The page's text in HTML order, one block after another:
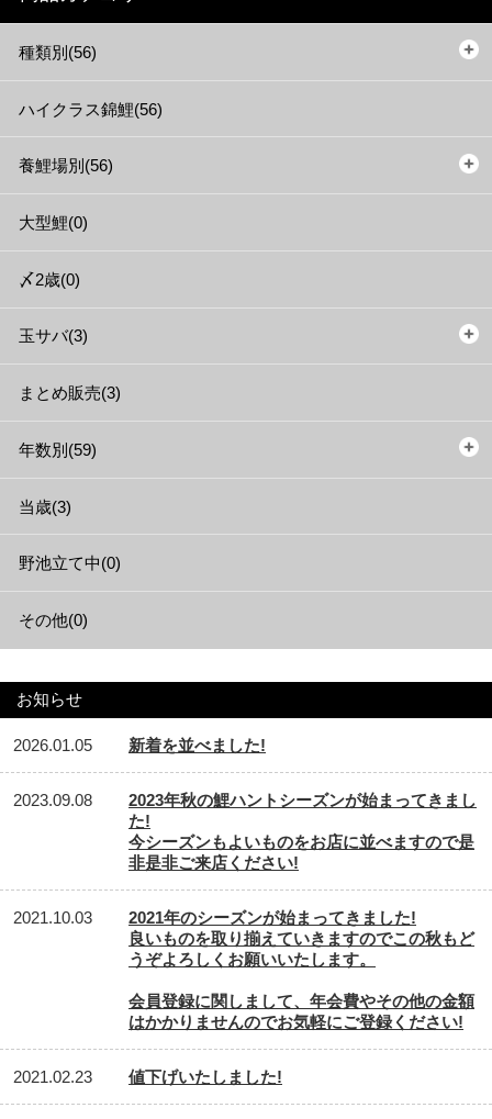
種類別(56)
ハイクラス錦鯉(56)
養鯉場別(56)
大型鯉(0)
〆2歳(0)
玉サバ(3)
まとめ販売(3)
年数別(59)
当歳(3)
野池立て中(0)
その他(0)
お知らせ
2026.01.05 新着を並べました!
2023.09.08
2023年秋の鯉ハントシーズンが始まってきまし
た!
今シーズンもよいものをお店に並べますので是
非是非ご来店ください!
2021.10.03
2021年のシーズンが始まってきました!
良いものを取り揃えていきますのでこの秋もど
うぞよろしくお願いいたします。
会員登録に関しまして、年会費やその他の金額
はかかりませんのでお気軽にご登録ください!
2021.02.23 値下げいたしました!